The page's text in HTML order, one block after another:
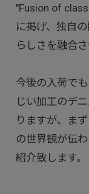
"Fusion of
に掲げ、独自
らしさを融合
今後の入荷で
じい加工のデ
りますが、ま
の世界観が伝
紹介致します。